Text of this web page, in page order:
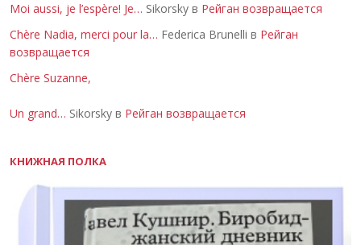
Moi aussi, je l’espère! Je… Sikorsky в Рейган возвращается
Chère Nadia, merci pour la… Federica Brunelli в Рейган
возвращается
Chère Suzanne,
Un grand… Sikorsky в Рейган возвращается
КНИЖНАЯ ПОЛКА